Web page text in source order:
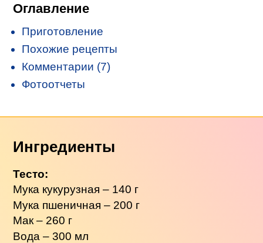
Оглавление
Приготовление
Похожие рецепты
Комментарии (7)
Фотоотчеты
Ингредиенты
Тесто:
Мука кукурузная – 140 г
Мука пшеничная – 200 г
Мак – 260 г
Вода – 300 мл